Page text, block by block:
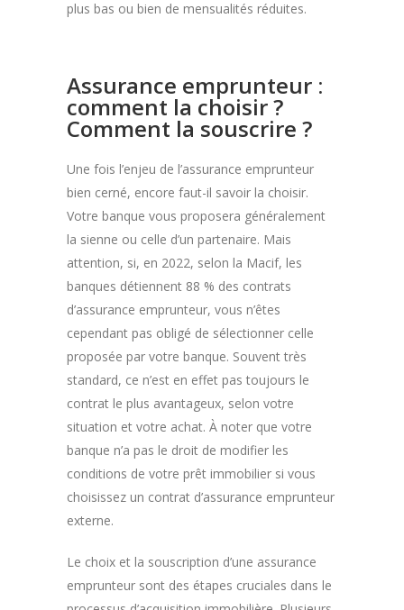
plus bas ou bien de mensualités réduites.
Assurance emprunteur :
comment la choisir ?
Comment la souscrire ?
Une fois l’enjeu de l’assurance emprunteur
bien cerné, encore faut-il savoir la choisir.
Votre banque vous proposera généralement
la sienne ou celle d’un partenaire. Mais
attention, si, en 2022, selon la Macif, les
banques détiennent 88 % des contrats
d’assurance emprunteur, vous n’êtes
cependant pas obligé de sélectionner celle
proposée par votre banque. Souvent très
standard, ce n’est en effet pas toujours le
contrat le plus avantageux, selon votre
situation et votre achat. À noter que votre
banque n’a pas le droit de modifier les
conditions de votre prêt immobilier si vous
choisissez un contrat d’assurance emprunteur
externe.
Le choix et la souscription d’une assurance
emprunteur sont des étapes cruciales dans le